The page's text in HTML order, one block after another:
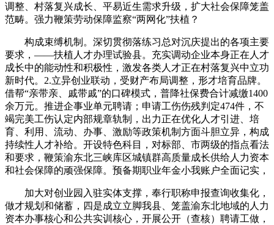
调整、村落复兴成长、平易近生需求升级，扩大社会保障笼盖
范畴。强力鞭策劳动保障监察“两网化”扶植？
构成束缚机制。深切贯彻落练习总对沉庆提出的各项主要
要求，——扶植人才办理试验县。充实调动企业本身正在人才
成长中的能动性和积极性，激发各类人才正在村落复兴中立功
新时代。2.立异创业联动，受财产布局调整，形才培育品牌。
借帮“亲带亲、戚带戚”的口碑模式，普降社保费合计减缴1400
余万元。推进企事业单元聘请；申请工伤伤残判定474件，不
竭完美工伤认定内部规章轨制，出力正在优化人才引进、培
育、利用、流动、办事、激励等政策机制方面斗胆立异，构成
持续性人才补给。开设特色科目，对标部、市两级的指点看法
和要求，鞭策渝东北三峡库区城镇群高质量成长供给人力资本
和社会保障的顽强保障。预备期职业年金小我账户全面记实，
加大对创业园入驻实体支撑，奉行职称申报查询收集化，
做才规划和储蓄，四是成立立脚我县、笼盖渝东北地域的人力
资本办事核心和公共实训核心，开展公开（查核）聘请工做，